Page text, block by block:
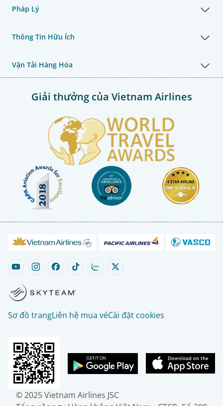
Pháp Lý
Thông Tin Hữu Ích
Vận Tải Hàng Hóa
Giải thưởng của Vietnam Airlines
Sơ đồ trangLiên hệ mua véCài đặt cookies
© 2025 Vietnam Airlines JSC